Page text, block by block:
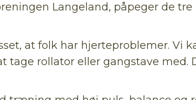
Langeland, påpeger de
at folk har hjerteproblemer. Vi
tage rollator eller gangstave